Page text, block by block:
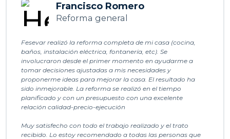
Francisco Romero
Reforma general
Fesevar realizó la reforma completa de mi casa (cocina,
baños, instalación eléctrica, fontanería, etc). Se
involucraron desde el primer momento en ayudarme a
tomar decisiones ajustadas a mis necesidades y
proponerme ideas para mejorar la casa. El resultado ha
sido inmejorable. La reforma se realizó en el tiempo
planificado y con un presupuesto con una excelente
relación calidad-precio-ejecución
Muy satisfecho con todo el trabajo realizado y el trato
recibido. Lo estoy recomendado a todas las personas que